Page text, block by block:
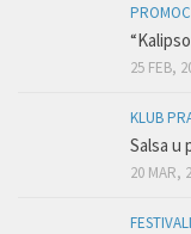
25 FEB,
KLUB
Salsa u
20 MAR,
FESTIVALI